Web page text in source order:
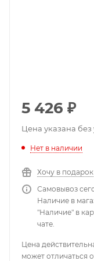
5 426 ₽
Цена указана
Нет в наличии
Хочу в подарок
Самовывоз
Наличие в
"Наличие" в
чате.
Цена
может отличаться